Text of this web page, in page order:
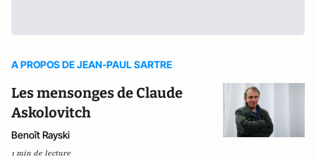
A PROPOS DE JEAN-PAUL SARTRE
Les mensonges de Claude
Askolovitch
Benoît Rayski
1 min de lecture